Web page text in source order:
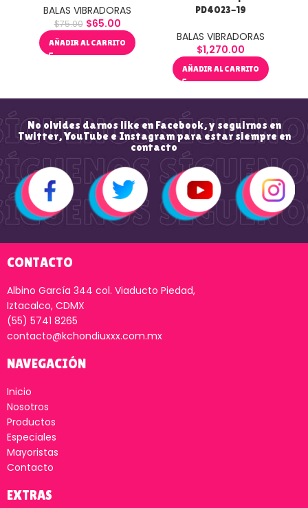
BALAS VIBRADORAS
$75.00 $65.00
AÑADIR AL CARRITO
PD4023-19
BALAS VIBRADORAS
$1,270.00
AÑADIR AL CARRITO
No olvides darnos like en Facebook, y seguirnos en
Twitter, YouTube e Instagram para estar siempre en
contacto
CONTACTO
Albino García 344 col. Viaducto Piedad,
Iztacalco, CDMX
(55) 5741 8265
contacto@kchondiuxxx.com.mx
NAVEGACIÓN
Inicio
Nosotros
Productos
Especiales
Mayoristas
Contacto
EXTRAS